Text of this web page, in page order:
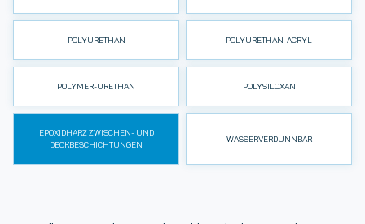
POLYURETHAN POLYURETHAN-ACRYL
POLYMER-URETHAN POLYSILOXAN
EPOXIDHARZ ZWISCHEN- UND
DECKBESCHICHTUNGEN
WASSERVERDÜNNBAR